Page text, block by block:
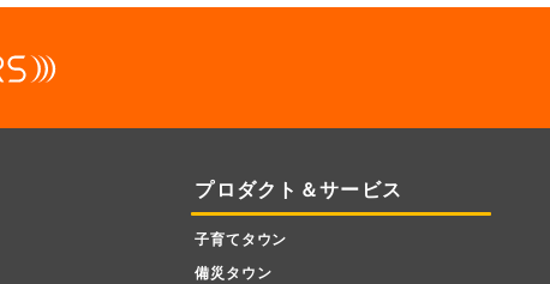
プロダクト＆サービス
子育てタウン
備災タウン